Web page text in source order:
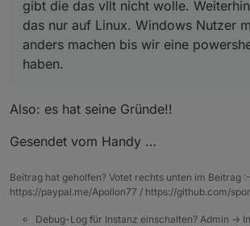
gibt die das vllt nicht wolle.
das nur auf Linux. Windows Nutzer
anders machen bis wir eine
haben.
Also: es hat seine Gründe!!
Gesendet vom Handy …
Beitrag hat geholfen? Votet rechts unten im Beitrag
https://paypal.me/Apollon77 / https://github.com/
Debug-Log für Instanz einschalten? Admin ->